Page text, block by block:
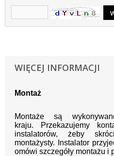
WIĘCEJ INFORMACJI
Montaż
Montaże są
kraju.
Przekazujemy
instalatorów, żeby
montażysty.
Instalator
omówi szczegóły montażu i